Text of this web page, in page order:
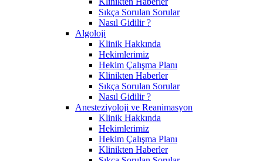
Sıkça Sorulan Sorular
Nasıl Gidilir ?
Algoloji
Klinik Hakkında
Hekimlerimiz
Hekim Çalışma Planı
Klinikten Haberler
Sıkça Sorulan Sorular
Nasıl Gidilir ?
Anesteziyoloji ve Reanimasyon
Klinik Hakkında
Hekimlerimiz
Hekim Çalışma Planı
Klinikten Haberler